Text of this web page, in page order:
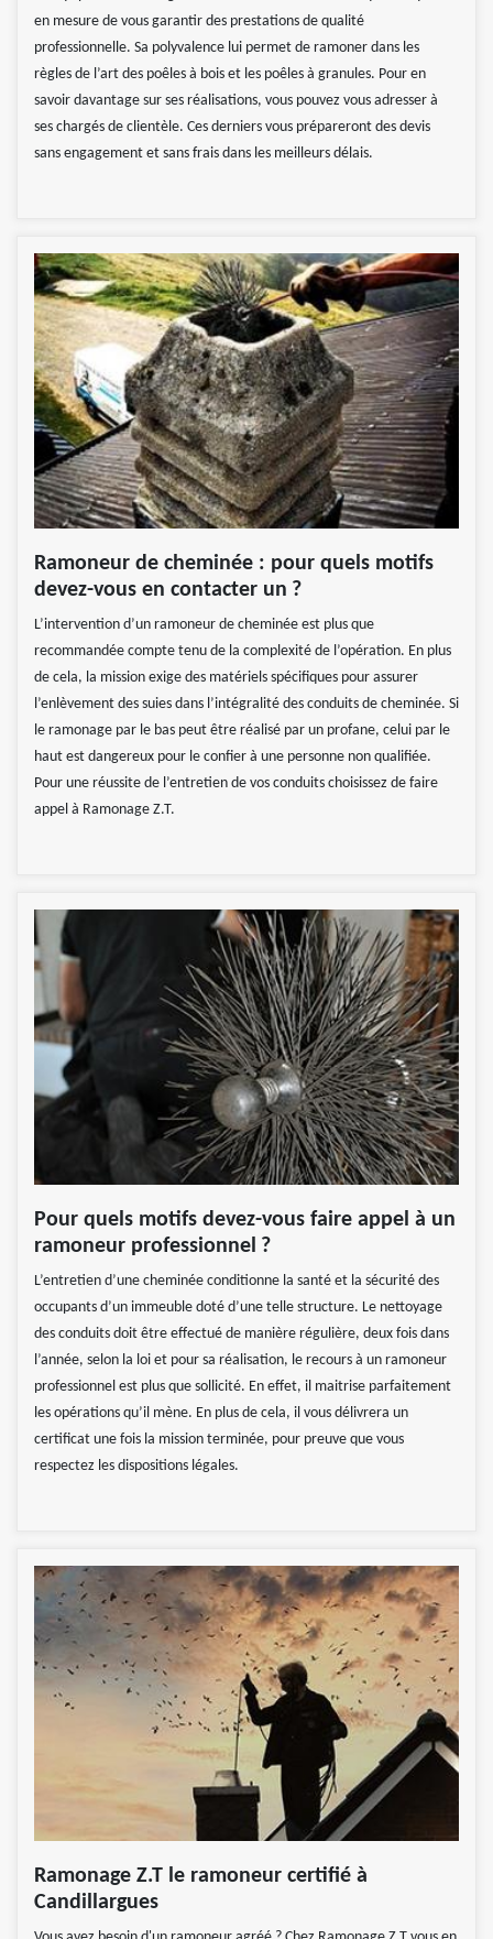
en mesure de vous garantir des prestations de qualité
professionnelle. Sa polyvalence lui permet de ramoner dans les
règles de l’art des poêles à bois et les poêles à granules. Pour en
savoir davantage sur ses réalisations, vous pouvez vous adresser à
ses chargés de clientèle. Ces derniers vous prépareront des devis
sans engagement et sans frais dans les meilleurs délais.
Ramoneur de cheminée : pour quels motifs
devez-vous en contacter un ?
L’intervention d’un ramoneur de cheminée est plus que
recommandée compte tenu de la complexité de l’opération. En plus
de cela, la mission exige des matériels spécifiques pour assurer
l’enlèvement des suies dans l’intégralité des conduits de cheminée. Si
le ramonage par le bas peut être réalisé par un profane, celui par le
haut est dangereux pour le confier à une personne non qualifiée.
Pour une réussite de l’entretien de vos conduits choisissez de faire
appel à Ramonage Z.T.
Pour quels motifs devez-vous faire appel à un
ramoneur professionnel ?
L’entretien d’une cheminée conditionne la santé et la sécurité des
occupants d’un immeuble doté d’une telle structure. Le nettoyage
des conduits doit être effectué de manière régulière, deux fois dans
l’année, selon la loi et pour sa réalisation, le recours à un ramoneur
professionnel est plus que sollicité. En effet, il maitrise parfaitement
les opérations qu’il mène. En plus de cela, il vous délivrera un
certificat une fois la mission terminée, pour preuve que vous
respectez les dispositions légales.
Ramonage Z.T le ramoneur certifié à
Candillargues